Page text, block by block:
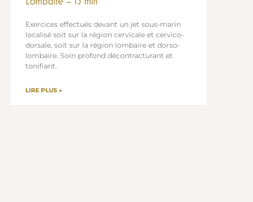
Exercices effectués devant un jet sous-marin
localisé soit sur la région cervicale et cervico-
dorsale, soit sur la région lombaire et dorso-
lombaire. Soin profond décontracturant et
tonifiant.
LIRE PLUS »